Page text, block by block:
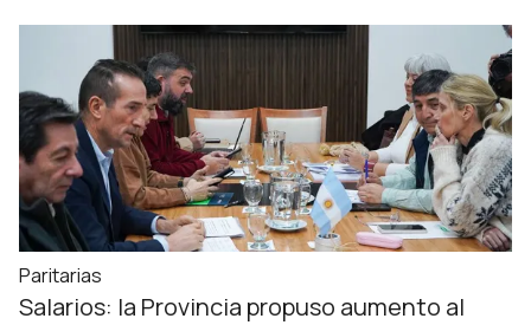
Paritarias
Salarios: la Provincia propuso aumento al